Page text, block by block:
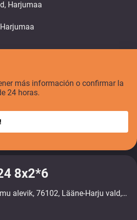
Harjumaa
más información o confirmar la
24 horas.
8x2*6
Kooli 10, Rummu alevik, 76102, Lääne-Harju vald, Harjumaa